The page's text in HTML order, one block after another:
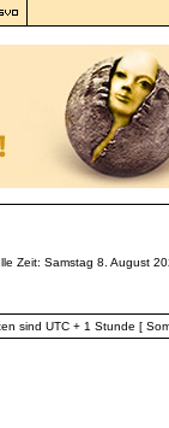
Zeit: Samstag 8. August
sind UTC + 1 Stunde [